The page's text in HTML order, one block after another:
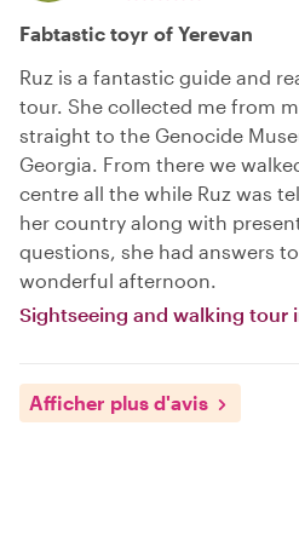
Fabtastic toyr of Yerevan
Ruz is a fantastic guide and
tour. She collected me from
straight to the Genocide
Georgia. From there we
centre all the while Ruz was
her country along with
questions, she had answers
wonderful afternoon.
Sightseeing and walking tour
Afficher plus d'avis